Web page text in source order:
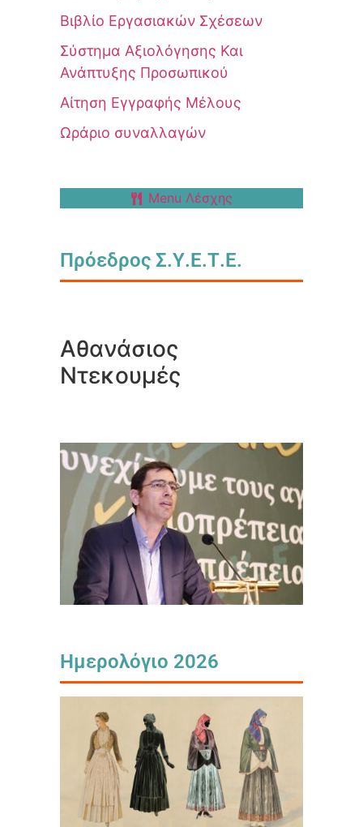
Βιβλίο Εργασιακών Σχέσεων
Σύστημα Αξιολόγησης Και
Ανάπτυξης Προσωπικού
Αίτηση Εγγραφής Μέλους
Ωράριο συναλλαγών
Menu Λέσχης
Πρόεδρος Σ.Υ.Ε.Τ.Ε.
Αθανάσιος
Ντεκουμές
Ημερολόγιο 2026